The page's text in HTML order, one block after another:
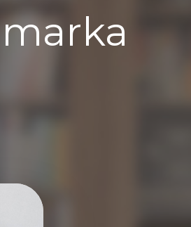
marka